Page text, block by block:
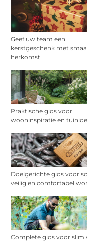
Geef uw team een
kerstgeschenk met
herkomst
Praktische gids voor
wooninspiratie en
Doelgerichte gids voor
veilig en comfortabel
Complete gids voor slim